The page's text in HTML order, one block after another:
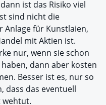
ist das Risiko viel
sind nicht die
Anlage für Kunstlaien,
mit Aktien ist.
nur, wenn sie schon
dann aber kosten
Besser ist es, nur so
dass das eventuell
wehtut.